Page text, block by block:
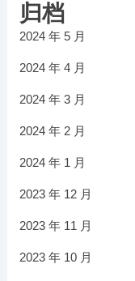
归档
2024 年 5 月
2024 年 4 月
2024 年 3 月
2024 年 2 月
2024 年 1 月
2023 年 12 月
2023 年 11 月
2023 年 10 月